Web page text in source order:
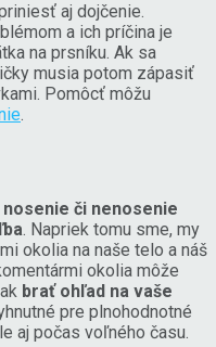
aj dojčenie.
a ich príčina je
na prsníku. Ak sa
musia potom zápasiť
Pomôcť môžu
.
nosenie či nenosenie
. Napriek tomu sme, my
okolia na naše telo a náš
okolia môže
brať ohľad na vaše
pre plnohodnotné
aj počas voľného času.